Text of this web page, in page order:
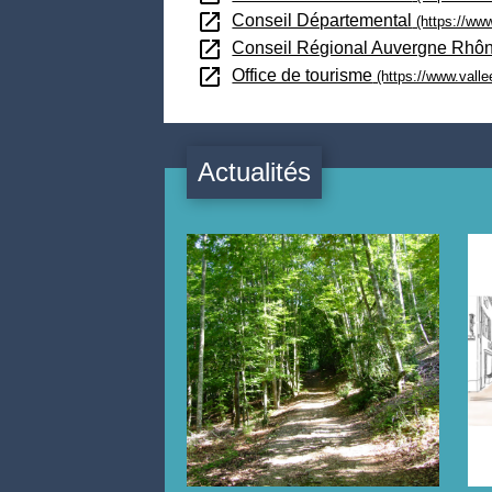
open_in_new Conseil Départemental (https://
open_in_new Conseil Régional Auvergne
open_in_new Office de tourisme (https://
Actualités